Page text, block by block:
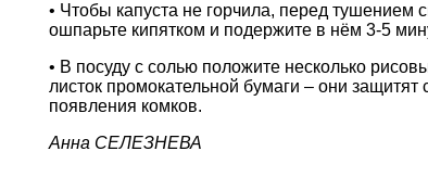
• Чтобы капуста не горчила, перед тушением
ошпарьте кипятком и подержите в нём 3-5
• В посуду с солью положите несколько
листок промокательной бумаги – они защитят
появления комков.
Анна СЕЛЕЗНЕВА